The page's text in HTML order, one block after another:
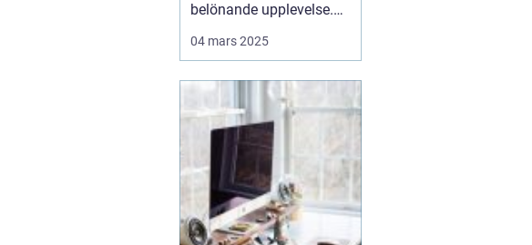
belönande upplevelse.
att investera i något som
u...
04 mars 2025